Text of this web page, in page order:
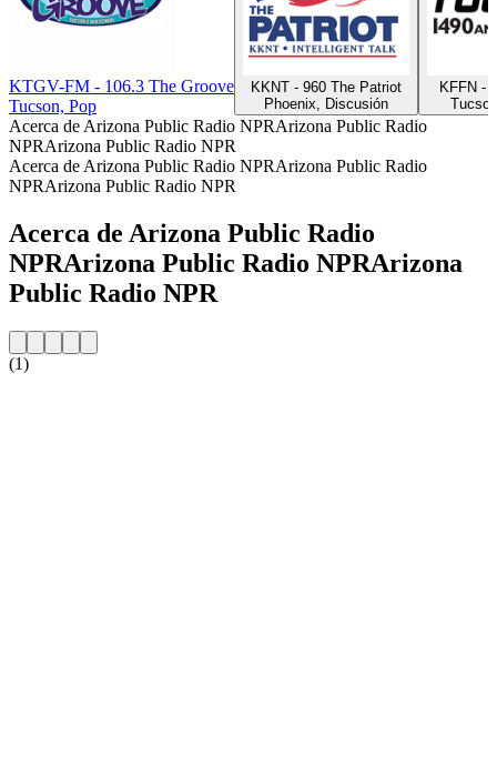
KTGV-FM - 106.3 The Groove
Tucson, Pop
KKNT - 960 The Patriot
Phoenix, Discusión
KFFN -
Acerca de Arizona Public Radio NPRArizona Public Radio
NPRArizona Public Radio NPR
Acerca de Arizona Public Radio NPRArizona Public Radio
NPRArizona Public Radio NPR
Acerca de Arizona Public Radio
NPRArizona Public Radio NPRArizona
Public Radio NPR
(1)